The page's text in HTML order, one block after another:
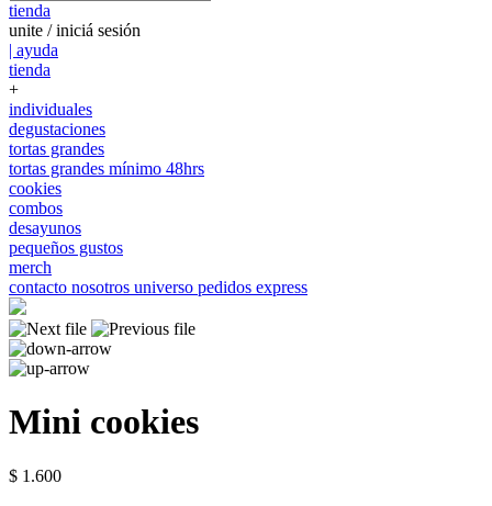
tienda
unite / iniciá sesión
| ayuda
tienda
+
individuales
degustaciones
tortas grandes
tortas grandes mínimo 48hrs
cookies
combos
desayunos
pequeños gustos
merch
contacto nosotros universo pedidos express
Mini cookies
$ 1.600